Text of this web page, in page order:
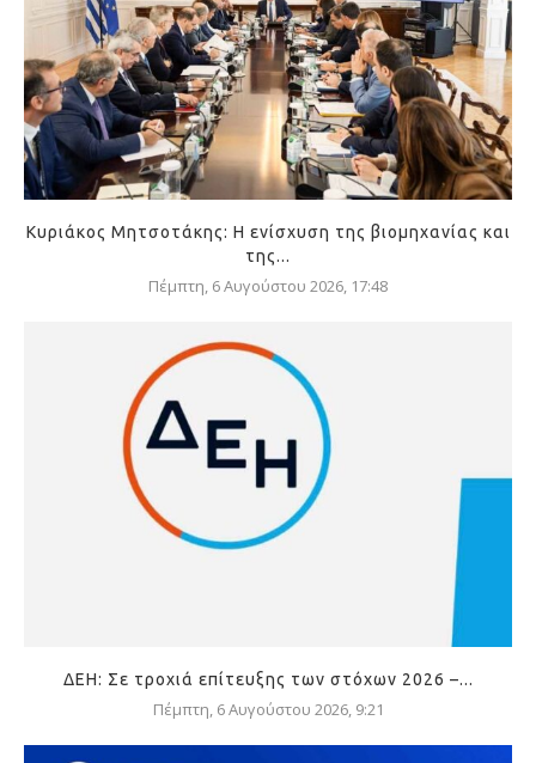
Κυριάκος Μητσοτάκης: Η ενίσχυση της βιομηχανίας και
της...
Πέμπτη, 6 Αυγούστου 2026, 17:48
ΔΕΗ: Σε τροχιά επίτευξης των στόχων 2026 –...
Πέμπτη, 6 Αυγούστου 2026, 9:21